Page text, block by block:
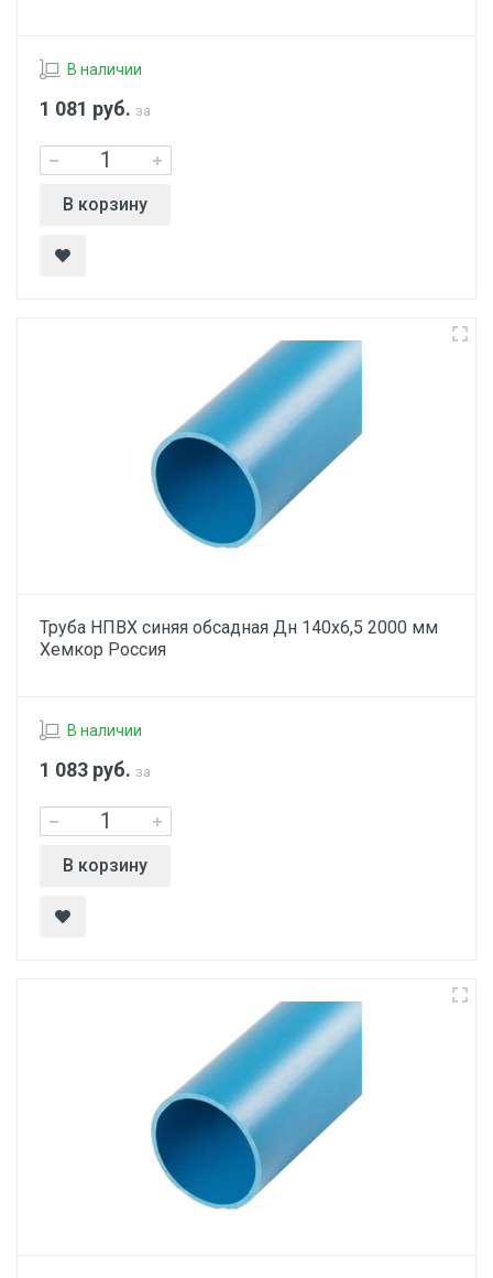
В наличии
1 081 руб. за
В корзину
Труба НПВХ синяя обсадная Дн 140х6,5 2000 мм
Хемкор Россия
В наличии
1 083 руб. за
В корзину